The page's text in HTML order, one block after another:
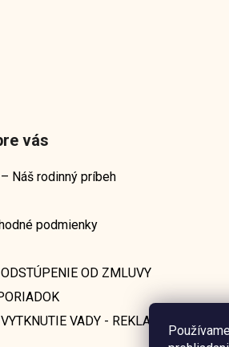
vás
Náš rodinný príbeh
podmienky
OD ZMLUVY
VADY - REKLAMAČNÝ